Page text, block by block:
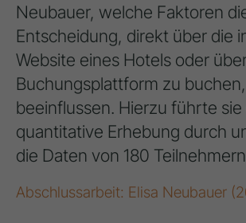
Neubauer, welche Faktoren
Entscheidung, direkt über die
Website eines Hotels oder
Buchungsplattform zu buchen,
beeinflussen. Hierzu führte sie
quantitative Erhebung durch
die Daten von 180
Abschlussarbeit: Elisa Neubauer